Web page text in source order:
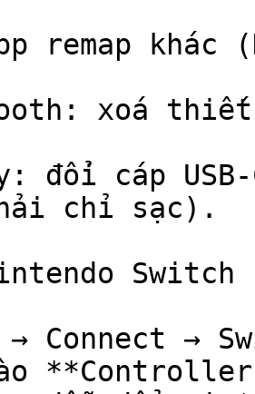
remap khác
xoá
đổi cáp
chỉ sạc).
Switch
→ Connect →